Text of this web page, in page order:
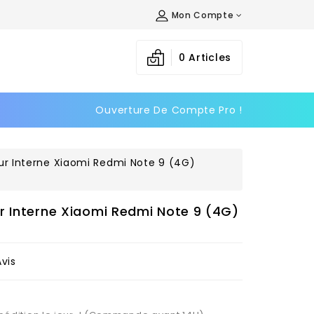
Mon Compte
0 Articles
Ouverture De Compte Pro !
Interne Xiaomi Redmi Note 9 (4G)
Interne Xiaomi Redmi Note 9 (4G)